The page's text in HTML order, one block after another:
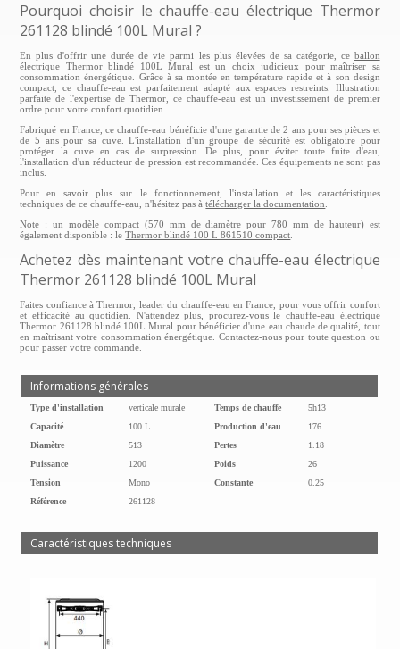
Pourquoi choisir le chauffe-eau électrique Thermor
261128 blindé 100L Mural ?
En plus d'offrir une durée de vie parmi les plus élevées de sa catégorie, ce ballon
électrique Thermor blindé 100L Mural est un choix judicieux pour maîtriser sa
consommation énergétique. Grâce à sa montée en température rapide et à son design
compact, ce chauffe-eau est parfaitement adapté aux espaces restreints. Illustration
parfaite de l'expertise de Thermor, ce chauffe-eau est un investissement de premier
ordre pour votre confort quotidien.
Fabriqué en France, ce chauffe-eau bénéficie d'une garantie de 2 ans pour ses pièces et
de 5 ans pour sa cuve. L'installation d'un groupe de sécurité est obligatoire pour
protéger la cuve en cas de surpression. De plus, pour éviter toute fuite d'eau,
l'installation d'un réducteur de pression est recommandée. Ces équipements ne sont pas
inclus.
Pour en savoir plus sur le fonctionnement, l'installation et les caractéristiques
techniques de ce chauffe-eau, n'hésitez pas àtélécharger la documentation
Note : un modèle compact (570 mm de diamètre pour 780 mm de hauteur) est
également disponible : leThermor blindé 100 L 861510 compact
Achetez dès maintenant votre chauffe-eau électrique
Thermor 261128 blindé 100L Mural
Faites confiance à Thermor, leader du chauffe-eau en France, pour vous offrir confort
et efficacité au quotidien. N'attendez plus, procurez-vous le chauffe-eau électrique
Thermor 261128 blindé 100L Mural pour bénéficier d'une eau chaude de qualité, tout
en maîtrisant votre consommation énergétique. Contactez-nous pour toute question ou
pour passer votre commande.
Informations générales
Type d'installation verticale murale Temps de chauffe
5h13
Capacité
100 L Production d'eau
176
Diamètre
513 Pertes
1.18
Puissance
1200 Poids
26
Tension
Mono Constante
0.25
Référence
261128
Caractéristiques techniques